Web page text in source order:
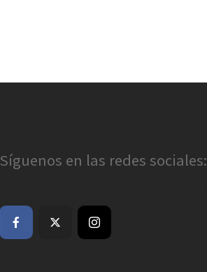
Síguenos en las redes sociales: